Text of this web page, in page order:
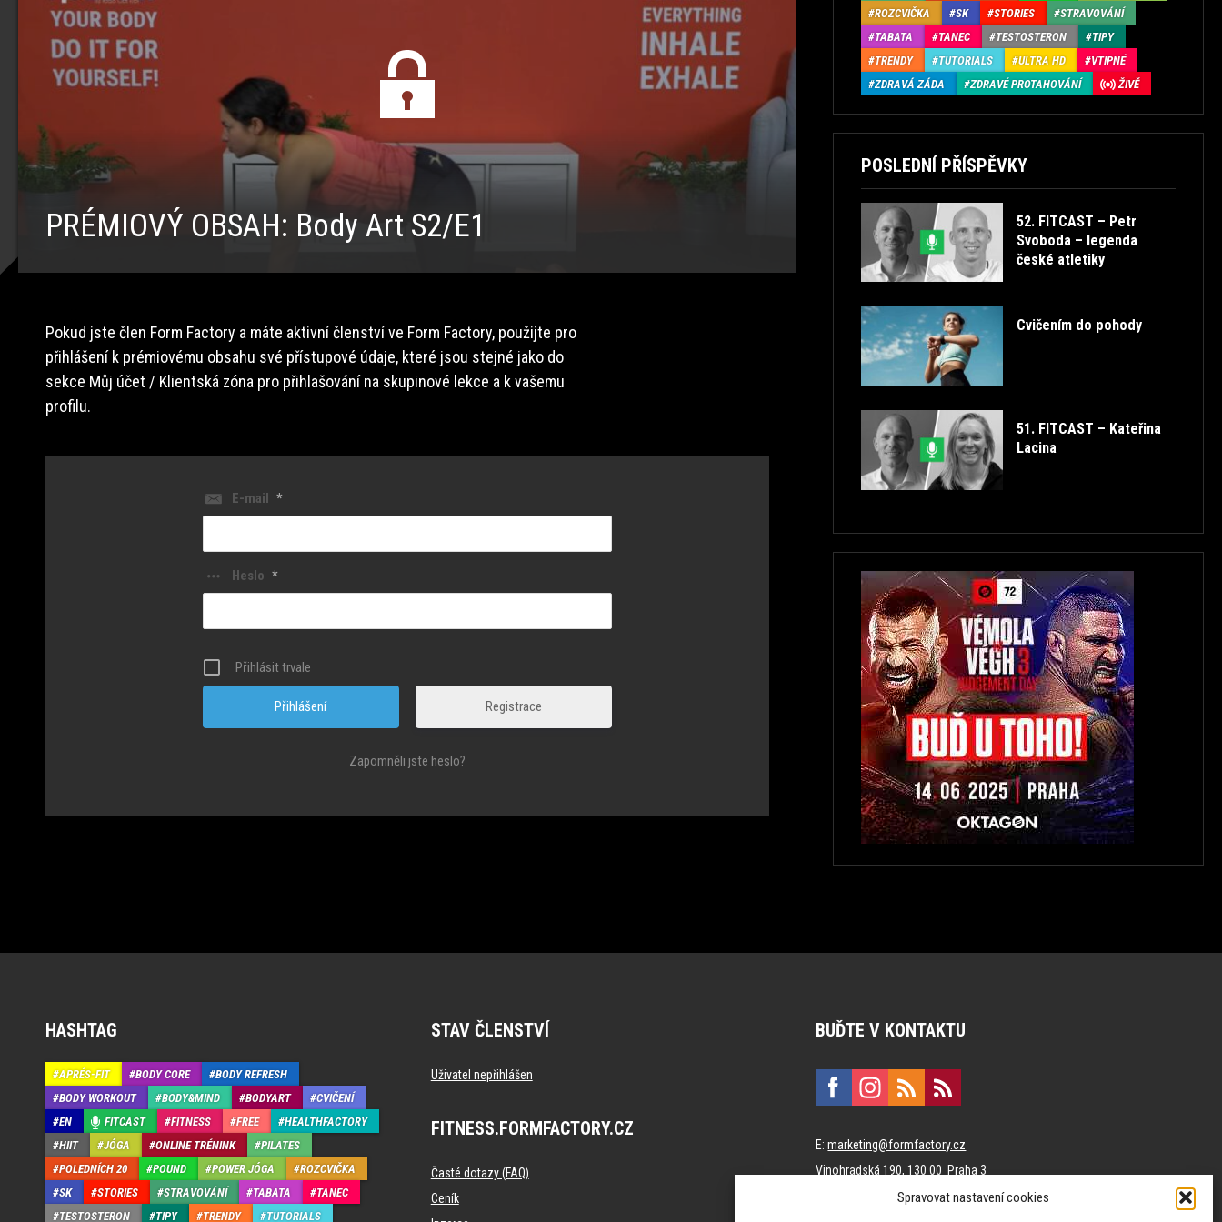
Spravovat nastavení cookies
PRÉMIOVÝ OBSAH: Body Art S2/E1
Pokud jste člen Form Factory a máte aktivní členství ve Form Factory, použijte pro
přihlášení k prémiovému obsahu své přístupové údaje, které jsou stejné jako do
sekce Můj účet / Klientská zóna pro přihlašování na skupinové lekce a k vašemu
profilu.
E-mail *
Heslo *
Přihlásit trvale
Registrace
Zapomněli jste heslo?
ROZCVIČKA
SK STORIES
STRAVOVÁNÍ
TABATA
TANEC TESTOSTERON
TIPY
TRENDY
TUTORIALS ULTRA HD
VTIPNÉ
ZDRAVÁ ZÁDA
ZDRAVÉ PROTAHOVÁNÍ ŽIVĚ
POSLEDNÍ PŘÍSPĚVKY
52. FITCAST – Petr
Svoboda – legenda
české atletiky
Cvičením do pohody
51. FITCAST – Kateřina
Lacina
HASHTAG
APRÉS-FIT BODY CORE
BODY REFRESH
BODY WORKOUT
BODY&MIND BODYART
CVIČENÍ
EN
FITCAST FITNESS FREE
HEALTHFACTORY
HIIT
JÓGA ONLINE TRÉNINK
PILATES
POLEDNÍCH 20
POUND POWER JÓGA
ROZCVIČKA
SK
STORIES STRAVOVÁNÍ TABATA
TANEC
TESTOSTERON
TIPY TRENDY TUTORIALS
STAV ČLENSTVÍ
Uživatel nepřihlášen
FITNESS.FORMFACTORY.CZ
Časté dotazy (FAQ)
Ceník
BUĎTE V KONTAKTU
E:marketing@formfactory.cz
Vinohradská 190, 130 00 Praha 3